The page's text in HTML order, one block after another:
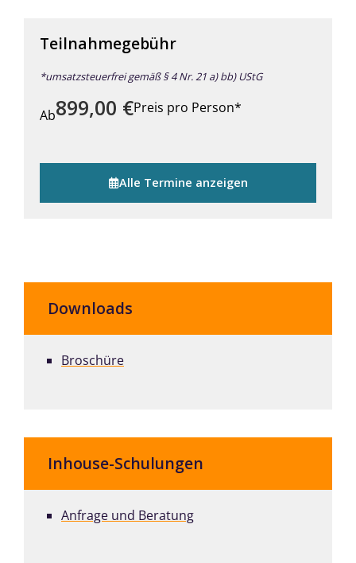
Teilnahmegebühr
*umsatzsteuerfrei gemäß § 4 Nr. 21 a) bb) UStG
Ab899,00 €Preis pro Person*
Alle Termine anzeigen
Downloads
Broschüre
Inhouse-Schulungen
Anfrage und Beratung